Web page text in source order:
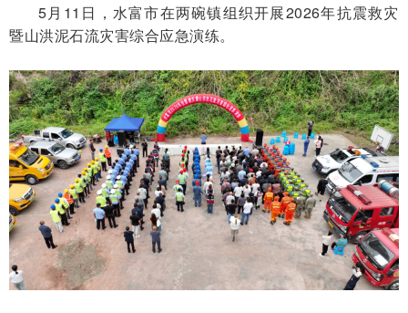
5月11日，水富市在两碗镇组织开展2026年抗震救灾
暨山洪泥石流灾害综合应急演练。